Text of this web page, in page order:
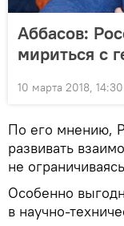
Аббасов:
мириться с
10 марта 2018, 14:30
По его мнению,
развивать
не
Особенно
в научно-